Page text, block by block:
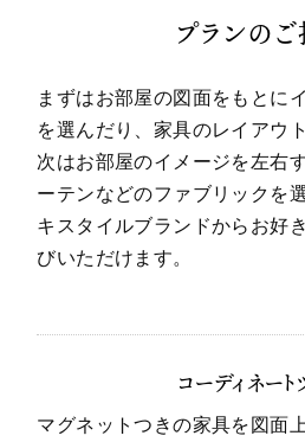
プランの
まずはお部屋の図面をもとに
を選んだり、家具のレイアウ
次はお部屋のイメージを左右
ーテンなどのファブリックを
キスタイルブランドからお好
びいただけます。
コーディネー
マグネットつきの家具を図面